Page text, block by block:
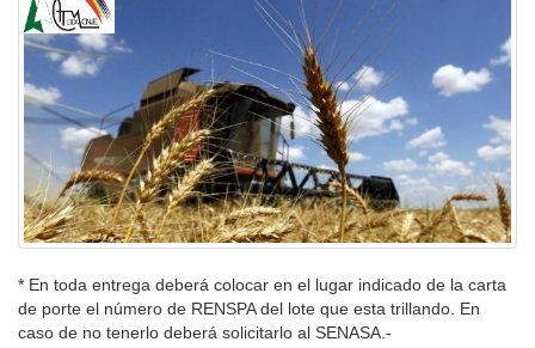
* En toda entrega deberá colocar en el lugar indicado de la carta
de porte el número de RENSPA del lote que esta trillando. En
caso de no tenerlo deberá solicitarlo al SENASA.-